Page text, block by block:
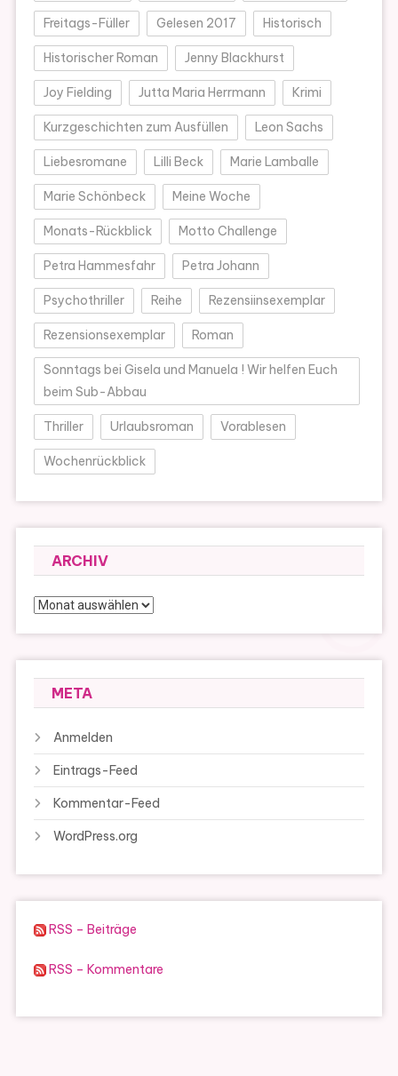
Freitags-Füller Gelesen 2017 Historisch
Historischer Roman Jenny Blackhurst
Joy Fielding Jutta Maria Herrmann Krimi
Kurzgeschichten zum Ausfüllen Leon Sachs
Liebesromane Lilli Beck Marie Lamballe
Marie Schönbeck Meine Woche
Monats-Rückblick Motto Challenge
Petra Hammesfahr Petra Johann
Psychothriller Reihe Rezensiinsexemplar
Rezensionsexemplar Roman
Sonntags bei Gisela und Manuela ! Wir helfen Euch
beim Sub-Abbau
Thriller Urlaubsroman Vorablesen
Wochenrückblick
ARCHIV
Archiv
META
Anmelden
Eintrags-Feed
Kommentar-Feed
WordPress.org
RSS – Beiträge
RSS – Kommentare